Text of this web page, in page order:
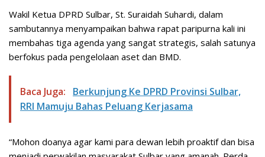
Wakil Ketua DPRD Sulbar, St. Suraidah Suhardi, dalam
sambutannya menyampaikan bahwa rapat paripurna kali ini
membahas tiga agenda yang sangat strategis, salah satunya
berfokus pada pengelolaan aset dan BMD.
Baca Juga:
Berkunjung Ke DPRD Provinsi Sulbar,
RRI Mamuju Bahas Peluang Kerjasama
“Mohon doanya agar kami para dewan lebih proaktif dan bisa